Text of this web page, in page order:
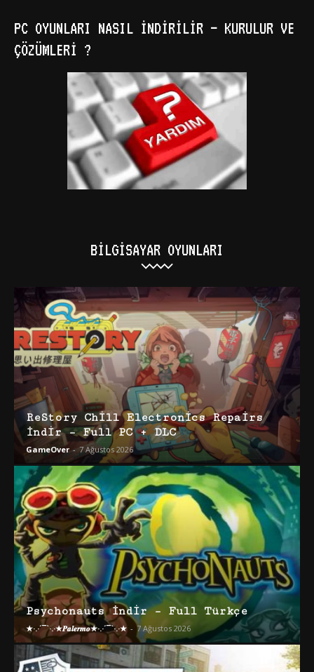
PC OYUNLARI NASIL İNDIRILIR – KURULUR VE
ÇÖZÜMLERI ?
BILGISAYAR OYUNLARI
ReStory Chill Electronics Repairs
İndir – Full PC + DLC
GameOver - 7 Ağustos 2026
Psychonauts İndir – Full Türkçe
★·.·´¯`·.·★𝑷𝒂𝒍𝒆𝒓𝒎𝒐★·.·´¯`·.·★ - 7 Ağustos 2026